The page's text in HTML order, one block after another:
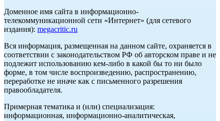
Доменное имя сайта в информационно-
телекоммуникационной сети «Интернет» (для сетевого
издания): megacritic.ru
Вся информация, размещенная на данном сайте, охраняется в
соответствии с законодательством РФ об авторском праве и не
подлежит использованию кем-либо в какой бы то ни было
форме, в том числе воспроизведению, распространению,
переработке не иначе как с письменного разрешения
правообладателя.
Примерная тематика и (или) специализация:
информационная, информационно-аналитическая,